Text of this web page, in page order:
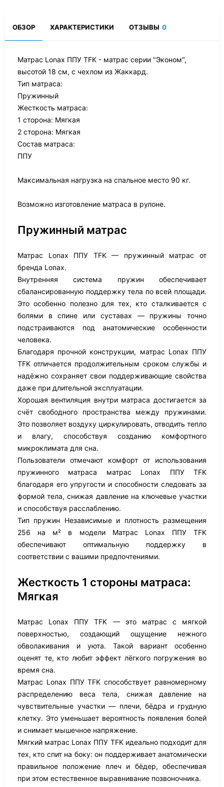
ОБЗОР ХАРАКТЕРИСТИКИ ОТЗЫВЫ 0
Матрас Lonax ППУ TFK - матрас серии "Эконом",
высотой 18 см, с чехлом из Жаккард.
Тип матраса:
Пружинный
Жесткость матраса:
1 сторона: Мягкая
2 сторона: Мягкая
Состав матраса:
ППУ
Максимальная нагрузка на спальное место 90 кг.
Возможно изготовление матраса в рулоне.
Пружинный матрас
Матрас Lonax ППУ TFK — пружинный матрас от
бренда Lonax.
Внутренняя система пружин обеспечивает
сбалансированную поддержку тела по всей площади.
Это особенно полезно для тех, кто сталкивается с
болями в спине или суставах — пружины точно
подстраиваются под анатомические особенности
человека.
Благодаря прочной конструкции, матрас Lonax ППУ
TFK отличается продолжительным сроком службы и
надёжно сохраняет свои поддерживающие свойства
даже при длительной эксплуатации.
Хорошая вентиляция внутри матраса достигается за
счёт свободного пространства между пружинами.
Это позволяет воздуху циркулировать, отводить тепло
и влагу, способствуя созданию комфортного
микроклимата для сна.
Пользователи отмечают комфорт от использования
пружинного матраса матрас Lonax ППУ TFK
благодаря его упругости и способности следовать за
формой тела, снижая давление на ключевые участки
и способствуя расслаблению.
Тип пружин Независимые и плотность размещения
256 на м² в модели Матрас Lonax ППУ TFK
обеспечивают оптимальную поддержку в
соответствии с вашими предпочтениями.
Жесткость 1 стороны матраса:
Мягкая
Матрас Lonax ППУ TFK — это матрас с мягкой
поверхностью, создающий ощущение нежного
обволакивания и уюта. Такой вариант особенно
оценят те, кто любит эффект лёгкого погружения во
время сна.
Матрас Lonax ППУ TFK способствует равномерному
распределению веса тела, снижая давление на
чувствительные участки — плечи, бёдра и грудную
клетку. Это уменьшает вероятность появления болей
и снимает мышечное напряжение.
Мягкий матрас Lonax ППУ TFK идеально подходит для
тех, кто спит на боку: он поддерживает анатомически
правильное положение плеч и бёдер, обеспечивая
при этом естественное выравнивание позвоночника.